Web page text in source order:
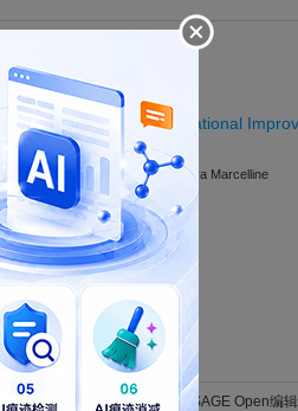
Integration
Orientation on Organizational
Tsimisaraka, Raymondo Sandra Marcelline
of Network Science
Open的语言要求，还能让SAGE Open编